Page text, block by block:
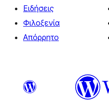
Ειδήσεις
Φιλοξενία
Απόρρητο